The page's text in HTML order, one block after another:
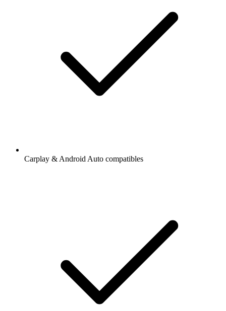
Carplay & Android Auto compatibles